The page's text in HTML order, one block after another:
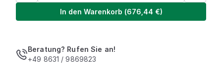
In den Warenkorb (676,44 €)
Beratung? Rufen Sie an!
+49 8631 / 9869823